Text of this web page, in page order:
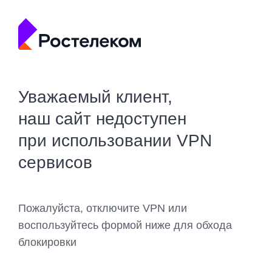
Уважаемый клиент,
наш сайт недоступен
при использовании VPN
сервисов
Пожалуйста, отключите VPN или
воспользуйтесь формой ниже для обхода
блокировки